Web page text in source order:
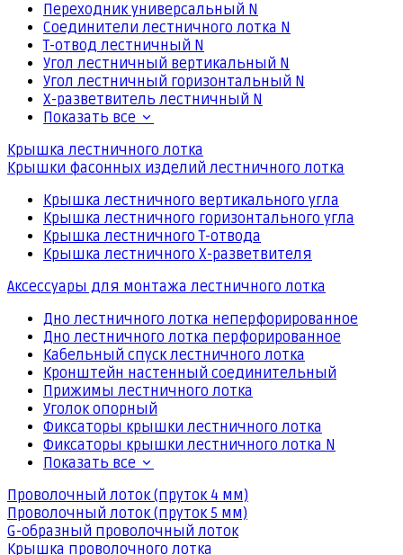
Переходник универсальный N
Соединители лестничного лотка N
Т-отвод лестничный N
Угол лестничный вертикальный N
Угол лестничный горизонтальный N
Х-разветвитель лестничный N
Показать все
Крышка лестничного лотка
Крышки фасонных изделий лестничного лотка
Крышка лестничного вертикального угла
Крышка лестничного горизонтального угла
Крышка лестничного Т-отвода
Крышка лестничного Х-разветвителя
Аксессуары для монтажа лестничного лотка
Дно лестничного лотка неперфорированное
Дно лестничного лотка перфорированное
Кабельный спуск лестничного лотка
Кронштейн настенный соединительный
Прижимы лестничного лотка
Уголок опорный
Фиксаторы крышки лестничного лотка
Фиксаторы крышки лестничного лотка N
Показать все
Проволочный лоток (пруток 4 мм)
Проволочный лоток (пруток 5 мм)
G-образный проволочный лоток
Крышка проволочного лотка